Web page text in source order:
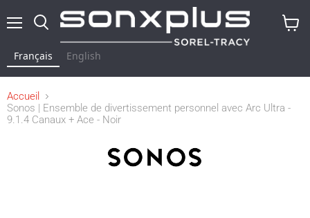
Français English
Accueil
Sonos | Ensemble de divertissement personnel avec Arc Ultra -
9.1.4 Canaux + Ace - Noir